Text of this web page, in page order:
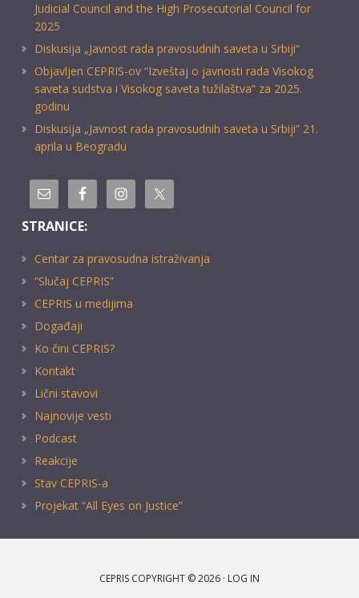
Judicial Council and the High Prosecutorial Council for
2025
Diskusija „Javnost rada pravosudnih saveta u Srbiji“
Objavljen CEPRIS-ov “Izveštaj o javnosti rada Visokog
saveta sudstva i Visokog saveta tužilaštva” za 2025.
godinu
Diskusija „Javnost rada pravosudnih saveta u Srbiji” 21.
aprila u Beogradu
STRANICE:
Centar za pravosudna istraživanja
“Slučaj CEPRIS”
CEPRIS u medijima
Događaji
Ko čini CEPRIS?
Kontakt
Lični stavovi
Najnovije vesti
Podcast
Reakcije
Stav CEPRIS-a
Projekat “All Eyes on Justice”
CEPRIS COPYRIGHT © 2026 · LOG IN